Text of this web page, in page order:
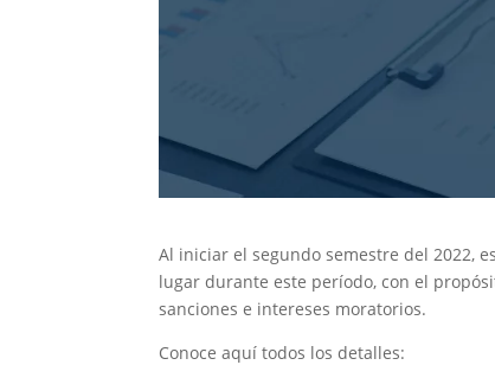
Al iniciar el segundo semestre del 2022,
lugar durante este período, con el
sanciones e intereses moratorios.
Conoce aquí todos los detalles: